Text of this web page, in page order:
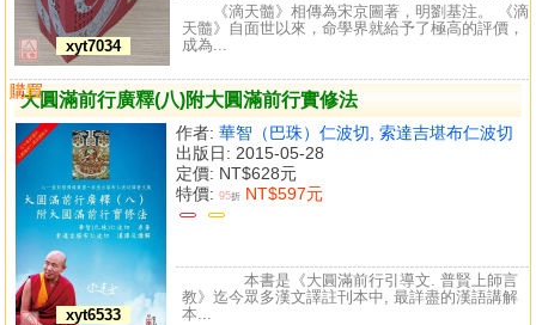
xyt7034
《滴天髓》相傳為宋京圖著，明劉基注。 《滴
天髓》自面世以來，命學界就給予了極高的評價，
成為...
大圓滿前行廣釋(八)附大圓滿前行實修法
xyt6533
作者: 華智（巴珠）仁波切, 索達吉堪布仁波切
出版日: 2015-05-28
定價: NT$628元
特價: 95折 NT$597元
購買
比較
本書是《大圓滿前行引導文. 普賢上師言
教》迄今眾多漢文譯註刊本中, 最詳盡的漢語講解
本...